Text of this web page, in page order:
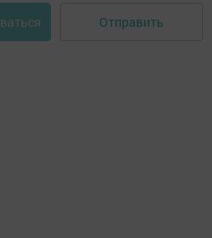
Отправить